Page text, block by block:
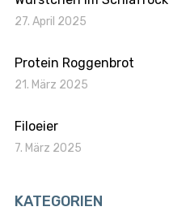
27. April 2025
Protein Roggenbrot
21. März 2025
Filoeier
7. März 2025
KATEGORIEN